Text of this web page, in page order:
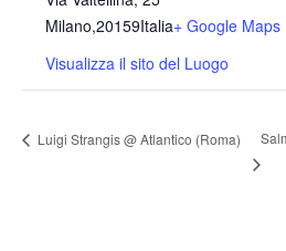
Milano,20159Italia+ Google Maps
Visualizza il sito del Luogo
Luigi Strangis @ Atlantico (Roma)